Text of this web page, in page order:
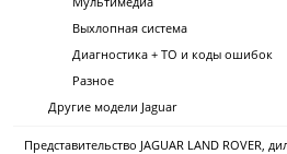
Выхлопная система
Диагностика + ТО и коды ошибок
Разное
Другие модели Jaguar
Представительство JAGUAR LAND ROVER,